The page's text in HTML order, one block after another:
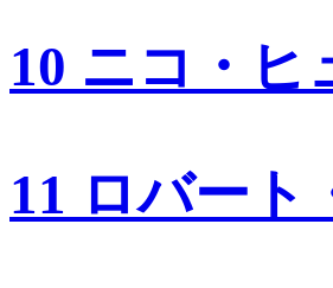
10 ニコ・ヒ
11 ロバート